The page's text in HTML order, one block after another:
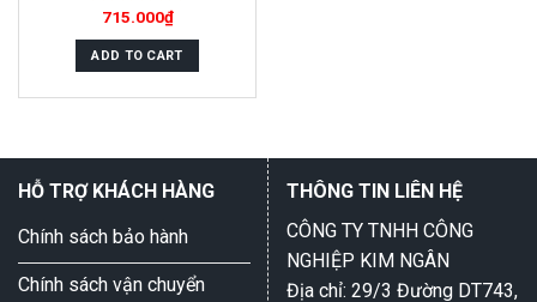
out
of
5
715.000₫
ADD TO CART
HỖ TRỢ KHÁCH HÀNG
Chính sách bảo hành
Chính sách vận chuyển
THÔNG TIN LIÊN HỆ
CÔNG TY TNHH CÔNG
NGHIỆP KIM NGÂN
Địa chỉ: 29/3 Đường DT743,